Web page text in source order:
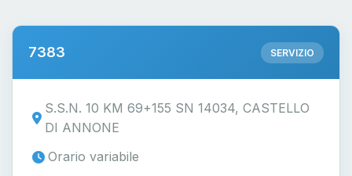
7383 SERVIZIO
S.S.N. 10 KM 69+155 SN 14034, CASTELLO
DI ANNONE
Orario variabile